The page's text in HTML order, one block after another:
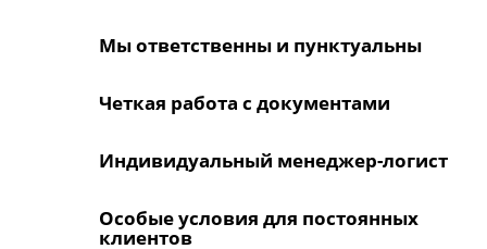
Мы ответственны и пунктуальны
Четкая работа с документами
Индивидуальный менеджер-логист
Особые условия для постоянных
клиентов